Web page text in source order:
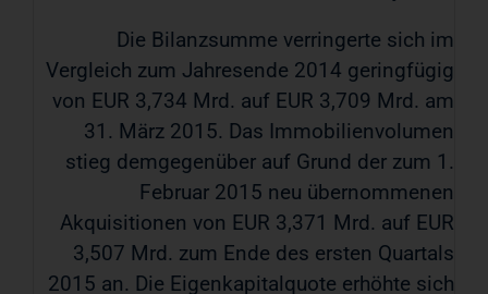
Die Bilanzsumme verringerte sich im
Vergleich zum Jahresende 2014 geringfügig
von EUR 3,734 Mrd. auf EUR 3,709 Mrd. am
31. März 2015. Das Immobilienvolumen
stieg demgegenüber auf Grund der zum 1.
Februar 2015 neu übernommenen
Akquisitionen von EUR 3,371 Mrd. auf EUR
3,507 Mrd. zum Ende des ersten Quartals
2015 an. Die Eigenkapitalquote erhöhte sich